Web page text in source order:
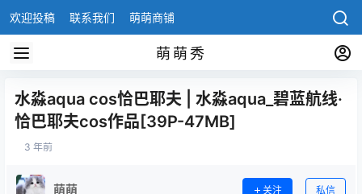
欢迎投稿 联系我们 萌萌商铺
萌萌秀
水淼aqua cos恰巴耶夫 | 水淼aqua_碧蓝航线·
恰巴耶夫cos作品[39P-47MB]
3 年前
萌萌 关注 私信